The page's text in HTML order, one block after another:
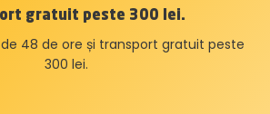
gratuit peste 300 lei.
48 de ore și transport gratuit peste
300 lei.